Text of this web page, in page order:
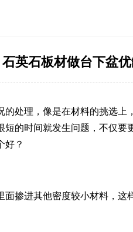
英石板材做台下盆
处理，像是在材料的挑选上
的时间就发生问题，不仅要
好？
掺进其他密度较小材料，这